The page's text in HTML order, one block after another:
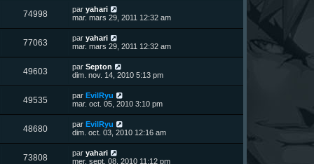
e
s
a
g
e
s
m
e
s
s
a
g
e
u
s
i
e
r
m
e
s
s
a
g
e
74998V
u
s
D
e
i
e
r
m
e
s
s
a
g
e
par yahari
mar. mars 29, 2011 12:32 am
77063V
u
s
D
e
i
e
r
m
e
s
s
a
g
e
par yahari
mar. mars 29, 2011 12:32 am
49603V
u
s
D
e
i
e
r
m
e
s
s
a
par Septon
dim. nov. 14, 2010 5:13 pm
49535V
u
s
D
e
i
e
r
m
e
par EvilRyu
mar. oct. 05, 2010 3:10 pm
48680V
u
D
e
i
par EvilRyu
dim. oct. 03, 2010 12:16 am
73808V
D
e
par yahari
mer. sept. 08, 2010 11:12 pm